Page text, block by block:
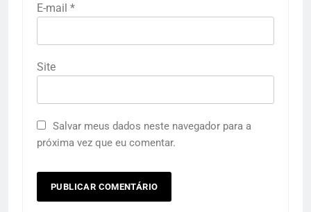
E-mail *
Site
Salvar meus dados neste navegador para a
próxima vez que eu comentar.